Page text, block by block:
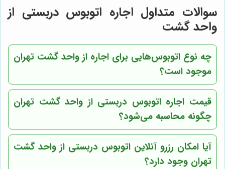
سوالات متداول اجاره اتوبوس دربستی از
واحد گشت
چه نوع اتوبوس‌هایی برای اجاره از واحد گشت تهران
موجود است؟
قیمت اجاره اتوبوس دربستی از واحد گشت تهران
چگونه محاسبه می‌شود؟
آیا امکان رزرو آنلاین اتوبوس دربستی از واحد گشت
تهران وجود دارد؟